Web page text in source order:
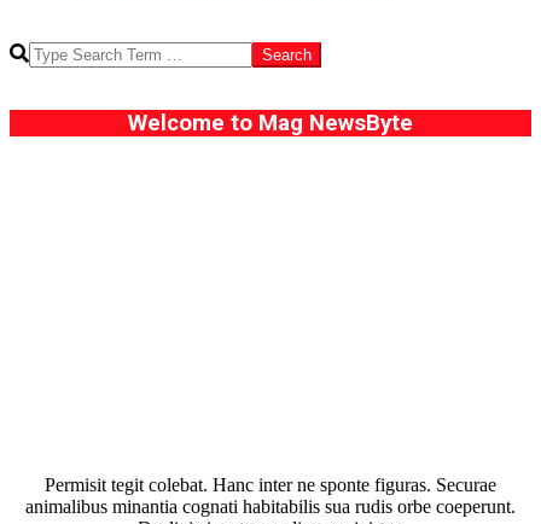
Search
Welcome to Mag NewsByte
Permisit tegit colebat. Hanc inter ne sponte figuras. Securae
animalibus minantia cognati habitabilis sua rudis orbe coeperunt.